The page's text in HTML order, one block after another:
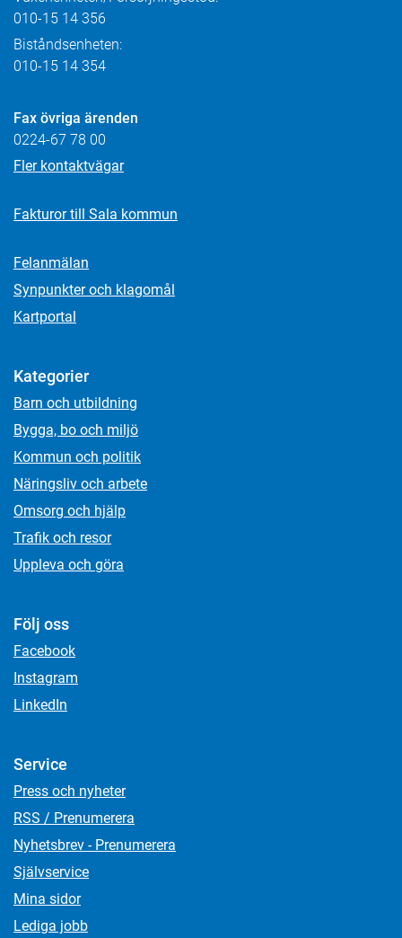
010-15 14 356
Biståndsenheten:
010-15 14 354
Fax övriga ärenden
0224-67 78 00
Fler kontaktvägar
Fakturor till Sala kommun
Felanmälan
Synpunkter och klagomål
Kartportal
Kategorier
Barn och utbildning
Bygga, bo och miljö
Kommun och politik
Näringsliv och arbete
Omsorg och hjälp
Trafik och resor
Uppleva och göra
Följ oss
Facebook
Instagram
LinkedIn
Service
Press och nyheter
RSS / Prenumerera
Nyhetsbrev - Prenumerera
Självservice
Mina sidor
Lediga jobb